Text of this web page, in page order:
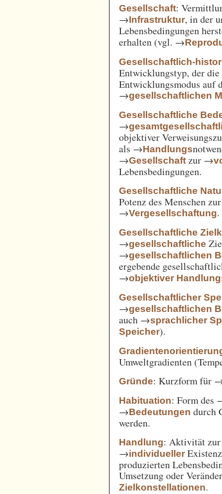
Gesellschaft:
→Infrastruktur, in der
Lebensbedingungen
erhalten (vgl. →
Gesellschaftlich-
Entwicklungstyp, der
Entwicklungsmodus auf
→gesellschaftlichen
Gesellschaftliche
→
objektiver
als →Handlungs
→Gesellschaft zur →
Lebensbedingungen.
Gesellschaftliche
Potenz des Menschen
→Vergesellschaftung.
Gesellschaftliche
→gesellschaftliche
→gesellschaftlichen
ergebende
→objektiver
Gesellschaftlicher
→gesellschaftlichen
auch →sprachlicher
Speicher).
Umweltgradienten
Gründe: Kurzform für
Habituation: Form des
→Bedeutungen durch
werden.
Handlung: Aktivität zur
→individueller
produzierten
Umsetzung oder
Zielkonstellationen.